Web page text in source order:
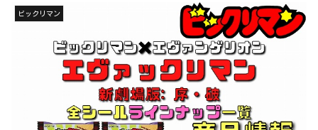
ビックリマン